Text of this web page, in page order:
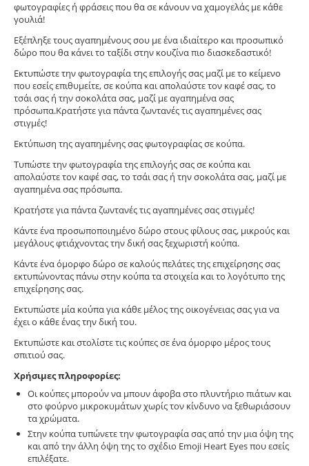
φωτογραφίες ή φράσεις που θα σε κάνουν να χαμογελάς με κάθε
γουλιά!
Εξέπληξε τους αγαπημένους σου με ένα ιδιαίτερο και προσωπικό
δώρο που θα κάνει το ταξίδι στην κουζίνα πιο διασκεδαστικό!
Εκτυπώστε την φωτογραφία της επιλογής σας μαζί με το κείμενο
που εσείς επιθυμείτε, σε κούπα και απολαύστε τον καφέ σας, το
τσάι σας ή την σοκολάτα σας, μαζί με αγαπημένα σας
πρόσωπα.Κρατήστε για πάντα ζωντανές τις αγαπημένες σας
στιγμές!
Εκτύπωση της αγαπημένης σας φωτογραφίας σε κούπα.
Tυπώστε την φωτογραφία της επιλογής σας σε κούπα και
απολαύστε τον καφέ σας, το τσάι σας ή την σοκολάτα σας, μαζί με
αγαπημένα σας πρόσωπα.
Κρατήστε για πάντα ζωντανές τις αγαπημένες σας στιγμές!
Κάντε ένα προσωποποιημένο δώρο στους φίλους σας, μικρούς και
μεγάλους φτιάχνοντας την δική σας ξεχωριστή κούπα.
Κάντε ένα όμορφο δώρο σε καλούς πελάτες της επιχείρησης σας
εκτυπώνοντας πάνω στην κούπα τα στοιχεία και το λογότυπο της
επιχείρησης σας.
Εκτυπώστε μία κούπα για κάθε μέλος της οικογένειας σας για να
έχει ο κάθε ένας την δική του.
Εκτυπώστε και στολίστε τις κούπες σε ένα όμορφο μέρος τους
σπιτιού σας.
Χρήσιμες πληροφορίες:
Οι κούπες μπορούν να μπουν άφοβα στο πλυντήριο πιάτων και
στο φούρνο μικροκυμάτων χωρίς τον κίνδυνο να ξεθωριάσουν
τα χρώματα.
Στην κούπα τυπώνετε την φωτογραφία σας από την μια όψη της
και από την άλλη όψη της το σχέδιο Emoji Heart Eyes που εσείς
επιλέξατε.